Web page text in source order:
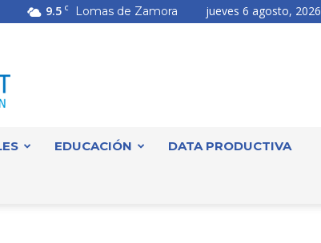
9.5 C Lomas de Zamora jueves 6 agosto, 2026
EDUCACIÓN DATA PRODUCTIVA